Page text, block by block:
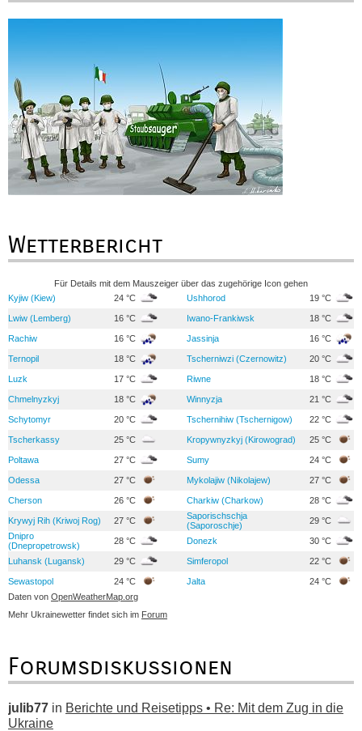
Wetterbericht
Für Details mit dem Mauszeiger über das zugehörige Icon gehen
Kyjiw (Kiew)
24 °C Ushhorod 19 °C
Lwiw (Lemberg) 16 °C Iwano-Frankiwsk 18 °C
Rachiw 16 °C Jassinja 16 °C
Ternopil 18 °C Tscherniwzi (Czernowitz) 20 °C
Luzk 17 °C Riwne 18 °C
Chmelnyzkyj 18 °C Winnyzja 21 °C
Schytomyr 20 °C Tschernihiw (Tschernigow) 22 °C
Tscherkassy 25 °C Kropywnyzkyj (Kirowograd) 25 °C
Poltawa 27 °C Sumy 24 °C
Odessa 27 °C Mykolajiw (Nikolajew) 27 °C
Cherson 26 °C Charkiw (Charkow) 28 °C
Krywyj Rih (Kriwoj Rog) 27 °C
Saporischschja
(Saporoschje)
29 °C
Dnipro
(Dnepropetrowsk)
28 °C Donezk 30 °C
Luhansk (Lugansk) 29 °C Simferopol 22 °C
Sewastopol 24 °C Jalta
24 °C
Daten von OpenWeatherMap.org
Mehr Ukrainewetter findet sich im Forum
Forumsdiskussionen
julib77 in Berichte und Reisetipps • Re: Mit dem Zug in die
Ukraine